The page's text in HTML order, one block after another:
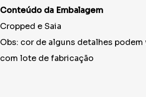
Conteúdo da Embalagem
Cropped e Saia
Obs: cor de alguns detalhes podem
com lote de fabricação